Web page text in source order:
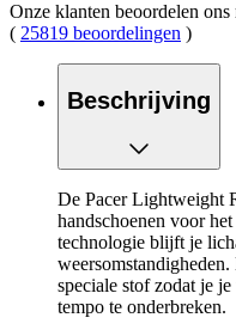
Onze klanten beoordelen ons
( 25819 beoordelingen )
Beschrijving
De Pacer Lightweight
handschoenen voor
technologie blijft je
speciale stof zodat je
tempo te onderbreken.